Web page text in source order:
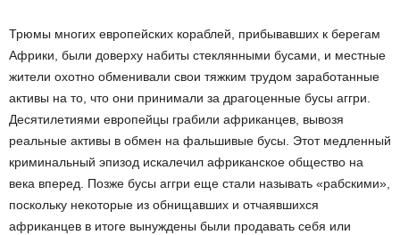
Трюмы многих европейских кораблей, прибывавших к берегам
Африки, были доверху набиты стеклянными бусами, и местные
жители охотно обменивали свои тяжким трудом заработанные
активы на то, что они принимали за драгоценные бусы аггри.
Десятилетиями европейцы грабили африканцев, вывозя
реальные активы в обмен на фальшивые бусы. Этот медленный
криминальный эпизод искалечил африканское общество на
века вперед. Позже бусы аггри еще стали называть «рабскими»,
поскольку некоторые из обнищавших и отчаявшихся
африканцев в итоге вынуждены были продавать себя или